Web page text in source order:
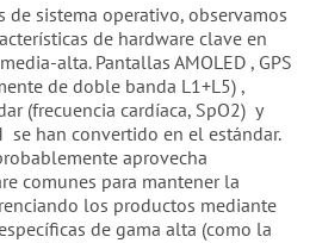
de sistema operativo, observamos
de hardware clave en
alta. Pantallas AMOLED , GPS
de doble banda L1+L5) ,
(frecuencia cardíaca, SpO2) y
se han convertido en el estándar.
aprovecha
comunes para mantener la
los productos mediante
de gama alta (como la